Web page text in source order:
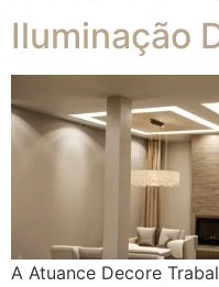
Iluminação
A Atuance Decore